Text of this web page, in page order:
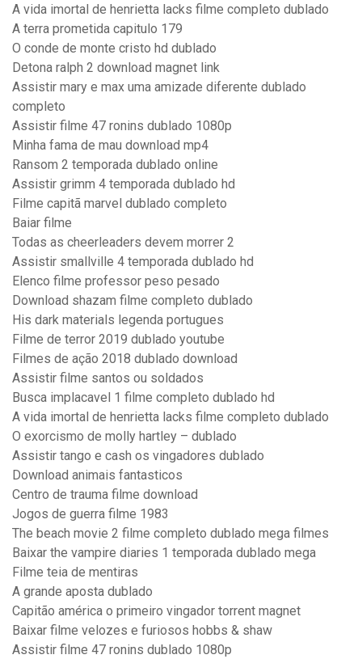
A vida imortal de henrietta lacks filme completo dublado
A terra prometida capitulo 179
O conde de monte cristo hd dublado
Detona ralph 2 download magnet link
Assistir mary e max uma amizade diferente dublado
completo
Assistir filme 47 ronins dublado 1080p
Minha fama de mau download mp4
Ransom 2 temporada dublado online
Assistir grimm 4 temporada dublado hd
Filme capitã marvel dublado completo
Baiar filme
Todas as cheerleaders devem morrer 2
Assistir smallville 4 temporada dublado hd
Elenco filme professor peso pesado
Download shazam filme completo dublado
His dark materials legenda portugues
Filme de terror 2019 dublado youtube
Filmes de ação 2018 dublado download
Assistir filme santos ou soldados
Busca implacavel 1 filme completo dublado hd
A vida imortal de henrietta lacks filme completo dublado
O exorcismo de molly hartley – dublado
Assistir tango e cash os vingadores dublado
Download animais fantasticos
Centro de trauma filme download
Jogos de guerra filme 1983
The beach movie 2 filme completo dublado mega filmes
Baixar the vampire diaries 1 temporada dublado mega
Filme teia de mentiras
A grande aposta dublado
Capitão américa o primeiro vingador torrent magnet
Baixar filme velozes e furiosos hobbs & shaw
Assistir filme 47 ronins dublado 1080p